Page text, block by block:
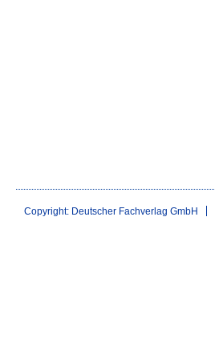
Copyright: Deutscher Fachverlag GmbH